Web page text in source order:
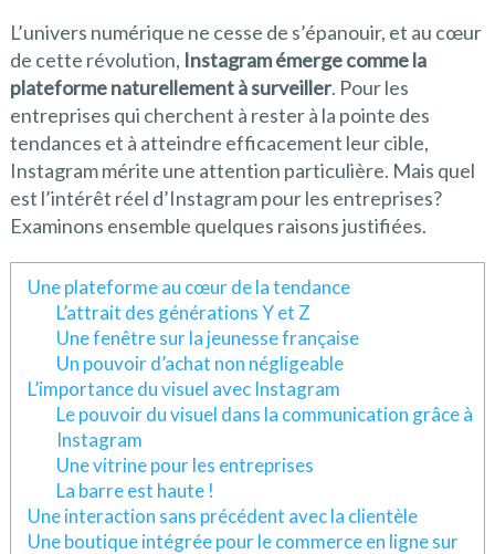
L’univers numérique ne cesse de s’épanouir, et au cœur
de cette révolution, Instagram émerge comme la
plateforme naturellement à surveiller. Pour les
entreprises qui cherchent à rester à la pointe des
tendances et à atteindre efficacement leur cible,
Instagram mérite une attention particulière. Mais quel
est l’intérêt réel d’Instagram pour les entreprises?
Examinons ensemble quelques raisons justifiées.
Une plateforme au cœur de la tendance
L’attrait des générations Y et Z
Une fenêtre sur la jeunesse française
Un pouvoir d’achat non négligeable
L’importance du visuel avec Instagram
Le pouvoir du visuel dans la communication grâce à
Instagram
Une vitrine pour les entreprises
La barre est haute !
Une interaction sans précédent avec la clientèle
Une boutique intégrée pour le commerce en ligne sur